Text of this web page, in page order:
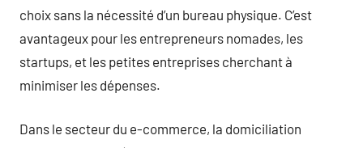
choix sans la nécessité d’un bureau physique. C’est
avantageux pour les entrepreneurs nomades, les
startups, et les petites entreprises cherchant à
minimiser les dépenses.
Dans le secteur du e-commerce, la domiciliation